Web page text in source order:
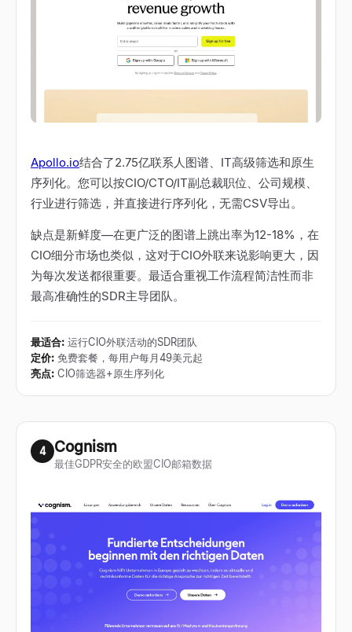
Apollo.io结合了2.75亿联系人图谱、IT高级筛选和原生
序列化。您可以按CIO/CTO/IT副总裁职位、公司规模、
行业进行筛选，并直接进行序列化，无需CSV导出。
缺点是新鲜度—在更广泛的图谱上跳出率为12-18%，在
CIO细分市场也类似，这对于CIO外联来说影响更大，因
为每次发送都很重要。最适合重视工作流程简洁性而非
最高准确性的SDR主导团队。
最适合: 运行CIO外联活动的SDR团队
定价: 免费套餐，每用户每月49美元起
亮点: CIO筛选器+原生序列化
4 Cognism
最佳GDPR安全的欧盟CIO邮箱数据